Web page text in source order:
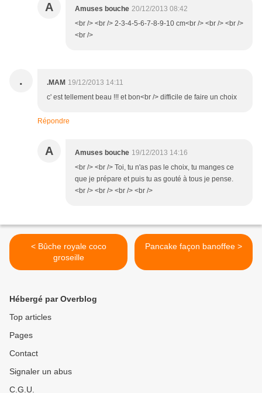
A Amuses bouche 20/12/2013 08:42
<br /> <br /> 2-3-4-5-6-7-8-9-10 cm<br /> <br /> <br />
<br />
. .MAM 19/12/2013 14:11
c' est tellement beau !!! et bon<br /> difficile de faire un choix
Répondre
A Amuses bouche 19/12/2013 14:16
<br /> <br /> Toi, tu n'as pas le choix, tu manges ce
que je prépare et puis tu as gouté à tous je pense.
<br /> <br /> <br /> <br />
< Bûche royale coco
groseille
Pancake façon banoffee >
Hébergé par Overblog
Top articles
Pages
Contact
Signaler un abus
C.G.U.